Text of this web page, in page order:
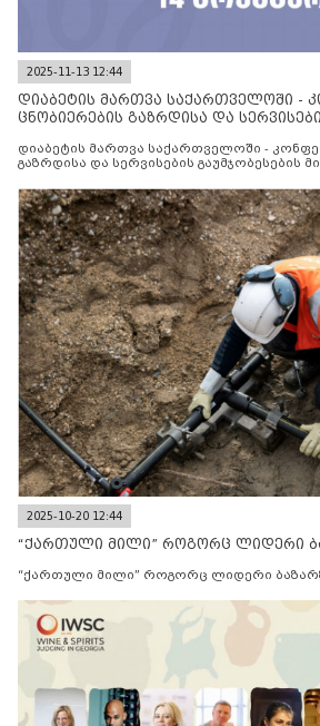
2025-11-13 12:44
დიაბეტის მართვა საქართველოში -
ცნობიერების გაზრდისა და
დიაბეტის მართვა საქართველოში -
გაზრდისა და სერვისების გაუმჯობესების
2025-10-20 12:44
“ქართული მილი” როგორც ლიდერი
“ქართული მილი” როგორც ლიდერი